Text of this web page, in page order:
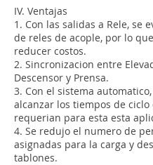
IV. Ventajas
1. Con las salidas a Rele, se
de reles de acople, por lo
reducer costos.
2. Sincronizacion entre
Descensor y Prensa.
3. Con el sistema
alcanzar los tiempos de ciclo
requerian para esta esta
4. Se redujo el numero de
asignadas para la carga y
tablones.